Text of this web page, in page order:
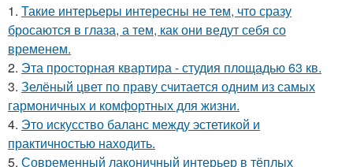
1. Такие интерьеры интересны не тем, что сразу
бросаются в глаза, а тем, как они ведут себя со
временем.
2. Эта просторная квартира - студия площадью 63 кв.
3. Зелёный цвет по праву считается одним из самых
гармоничных и комфортных для жизни.
4. Это искусство баланс между эстетикой и
практичностью находить.
5. Современный лаконичный интерьер в тёплых